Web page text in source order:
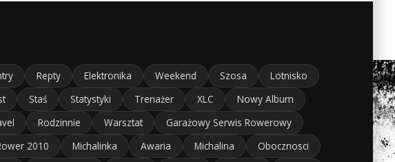
Repty Elektronika Weekend Szosa
Lotnisko
Staś Statystyki Trenażer XLC
Nowy Album
Rodzinnie Warsztat
Garażowy Serwis Rowerowy
2010 Michalinka Awaria Michalina
Obocznosci